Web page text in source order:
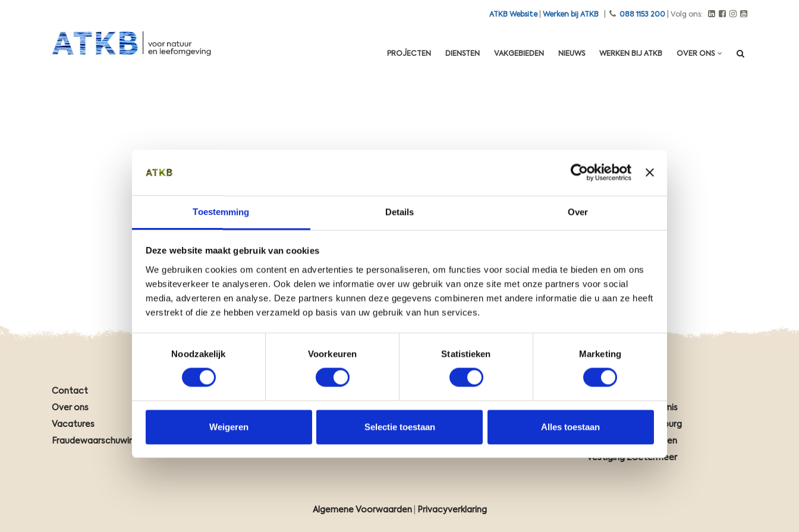
Toestemming Details Over
Deze website maakt gebruik van cookies
We gebruiken cookies om content en advertenties te personaliseren, om functies voor social media te bieden en om ons
websiteverkeer te analyseren. Ook delen we informatie over uw gebruik van onze site met onze partners voor social
media, adverteren en analyse. Deze partners kunnen deze gegevens combineren met andere informatie die u aan ze heeft
verstrekt of die ze hebben verzameld op basis van uw gebruik van hun services.
Noodzakelijk
Voorkeuren Statistieken Marketing
Weigeren Selectie toestaan Alles toestaan
ATKB Website| Werken bij ATKB 088 1153 200 | Volg ons:
PROJECTEN DIENSTEN VAKGEBIEDEN NIEUWS WERKEN BIJ ATKB OVER ONS
Contact
Over ons
Vacatures
Fraudewaarschuwing
Klanttevredenheidsonderzoek
Onze CO2 - voetafdruk
Veiligheid
Kwaliteit
Gedragscode NGB
Vestiging Middelharnis
Vestiging Waardenburg
Vestiging Wageningen
Vestiging Zoetermeer
Algemene Voorwaarden| Privacyverklaring